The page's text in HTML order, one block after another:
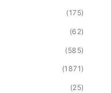
(175)
(62)
(585)
(1871)
(25)